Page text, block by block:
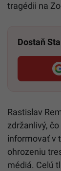
tragédii na
Dostaň
Rastislav
zdržanlivý,
informovať v
ohrozeniu
médiá. Celú